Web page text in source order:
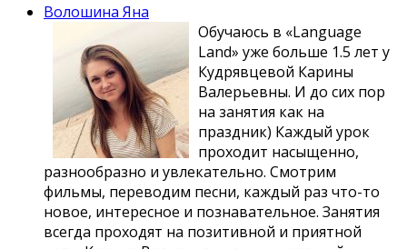
Волошина Яна
Обучаюсь в «Language
Land» уже больше 1.5 лет у
Кудрявцевой Карины
Валерьевны. И до сих пор
на занятия как на
праздник) Каждый урок
проходит насыщенно,
разнообразно и увлекательно. Смотрим
фильмы, переводим песни, каждый раз что-то
новое, интересное и познавательное. Занятия
всегда проходят на позитивной и приятной